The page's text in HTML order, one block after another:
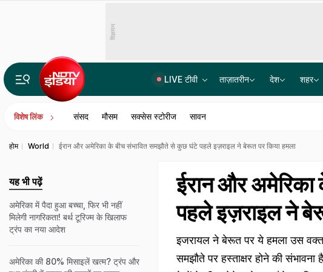
विज्ञापन
LIVE टीवी ताज़ातरीन देश शहर
विशेष लिंक संसद मौसम सक्सेस स्टोरीज सावन
होम World ईरान और अमेरिका के बीच संभावित समझौते से कुछ घंटे पहले इज़राइल ने बेरूत पर किया हमला
ईरान और
पहले इज़राइल ने
इजरायल ने बेरूत पर ये हमला उस
समझौते पर हस्ताक्षर होने की
यह भी पढ़ें
अमेरिका में पैदा हुआ बच्चा, फिर भी नहीं
मिलेगी नागरिकता! बर्थ टूरिज्म के खिलाफ
ट्रंप का नया आदेश
अमेरिका की 80% मिसाइलें खत्म? ट्रंप और